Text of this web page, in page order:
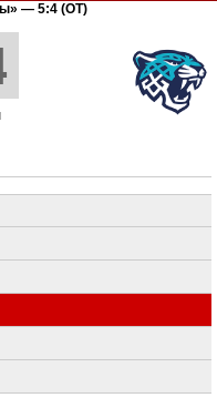
— 5:4 (ОТ)